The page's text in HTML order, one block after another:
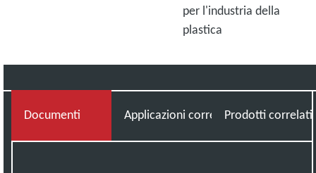
per l'industria della
plastica
Documenti Applicazioni correlateProdotti correlati